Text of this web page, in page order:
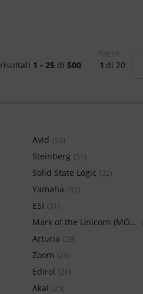
Avid (53)
Steinberg (51)
Solid State Logic (32)
Yamaha (32)
ESI (31)
Mark of the Unicorn (MOTU)
Arturia (29)
Zoom (29)
Edirol (26)
Akai (25)
risultati 1 - 25 di 500 1 di 20
Pagina